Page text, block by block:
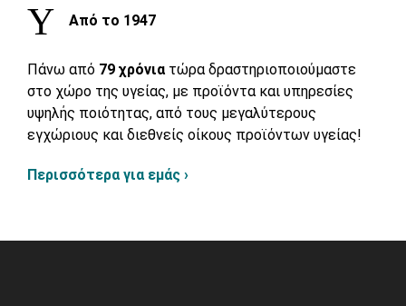
Από το 1947
Πάνω από 79 χρόνια τώρα δραστηριοποιούμαστε
στο χώρο της υγείας, με προϊόντα και υπηρεσίες
υψηλής ποιότητας, από τους μεγαλύτερους
εγχώριους και διεθνείς οίκους προϊόντων υγείας!
Περισσότερα για εμάς ›